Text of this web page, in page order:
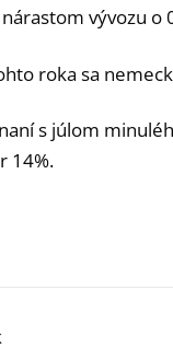
vývozu o
roka sa
s júlom
14%.